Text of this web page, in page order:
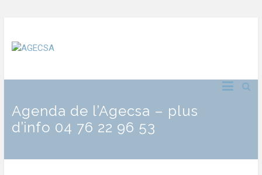
Agenda de l’Agecsa – plus
d’info 04 76 22 96 53